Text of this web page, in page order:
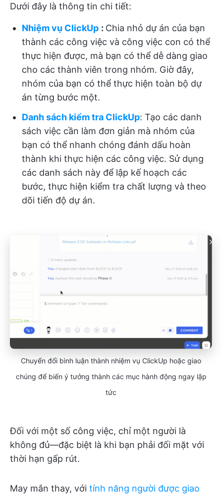
Dưới đây là thông tin chi tiết:
Nhiệm vụ ClickUp : Chia nhỏ dự án của bạn
thành các công việc và công việc con có thể
thực hiện được, mà bạn có thể dễ dàng giao
cho các thành viên trong nhóm. Giờ đây,
nhóm của bạn có thể thực hiện toàn bộ dự
án từng bước một.
Danh sách kiểm tra ClickUp: Tạo các danh
sách việc cần làm đơn giản mà nhóm của
bạn có thể nhanh chóng đánh dấu hoàn
thành khi thực hiện các công việc. Sử dụng
các danh sách này để lập kế hoạch các
bước, thực hiện kiểm tra chất lượng và theo
dõi tiến độ dự án.
Chuyển đổi bình luận thành nhiệm vụ ClickUp hoặc giao
chúng để biến ý tưởng thành các mục hành động ngay lập
tức
Đối với một số công việc, chỉ một người là
không đủ—đặc biệt là khi bạn phải đối mặt với
thời hạn gấp rút.
May mắn thay, với tính năng người được giao